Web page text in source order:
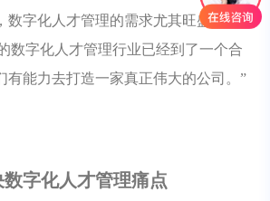
数字化人才管理的需求尤其旺盛。我们
数字化人才管理行业已经到了一个合
有能力去打造一家真正伟大的公司。”
字化人才管理痛点